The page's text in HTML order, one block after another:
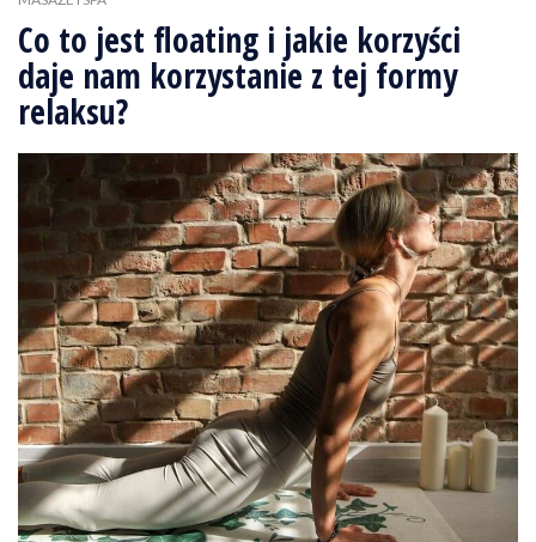
Co to jest floating i jakie korzyści
daje nam korzystanie z tej formy
relaksu?